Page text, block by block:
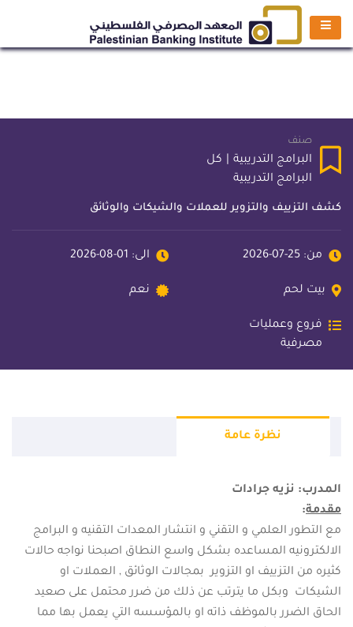
صنف
البرامج التدريبية
كل
البرامج التدريبية
كشف التزييف والتزوير للعملات والشيكات والوثائق
من: 25-07-2026 الى: 01-08-2026
بيت لحم نعم
فروع وعمليات
مصرفية
نظرة عامة
المدرب: نزيه جرادات
مقدمة:
مع التطور العلمي و التقني و انتشار المعدات التقنيه و البرامج
الالكترونيه المساعده بشكل واسع النطاق اصبحنا نواجه حالات
كثيره من التزييف او التزوير بمجالات الوثائق , العملات او
الشيكات وبكل ما يترتب عن ذلك من ضرر محتمل على صعيد
الحاق الضرر بالموظف ذاته او بالمؤسسه التي يعمل بها مما